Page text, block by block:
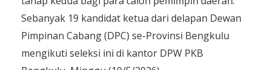
Sebanyak 19 kandidat ketua dari delapan Dewan
Pimpinan Cabang (DPC) se-Provinsi Bengkulu
mengikuti seleksi ini di kantor DPW PKB